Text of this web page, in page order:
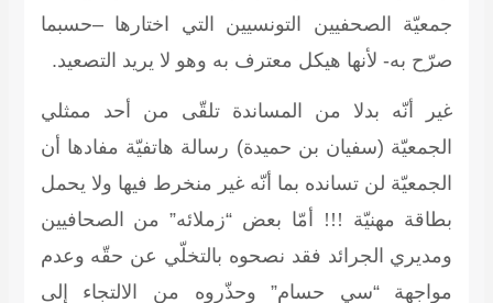
جمعيّة الصحفيين التونسيين التي اختارها –حسبما
صرّح به- لأنها هيكل معترف به وهو لا يريد التصعيد.
غير أنّه بدلا من المساندة تلقّى من أحد ممثلي
الجمعيّة (سفيان بن حميدة) رسالة هاتفيّة مفادها أن
الجمعيّة لن تسانده بما أنّه غير منخرط فيها ولا يحمل
بطاقة مهنيّة !!!
أمّا بعض “زملائه” من الصحافيين
ومديري الجرائد فقد نصحوه بالتخلّي عن حقّه وعدم
مواجهة “سي حسام” وحذّروه من الالتجاء إلى